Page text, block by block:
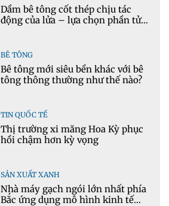
Dầm bê tông cốt thép chịu tác
động của lửa – lựa chọn phần tử
BÊ TÔNG
Bê tông mới siêu bền khác với bê
tông thông thường như thế nào?
TIN QUỐC TẾ
Thị trường xi măng Hoa Kỳ phục
hồi chậm hơn kỳ vọng
SẢN XUẤT XANH
Nhà máy gạch ngói lớn nhất phía
Bắc ứng dụng mô hình kinh tế